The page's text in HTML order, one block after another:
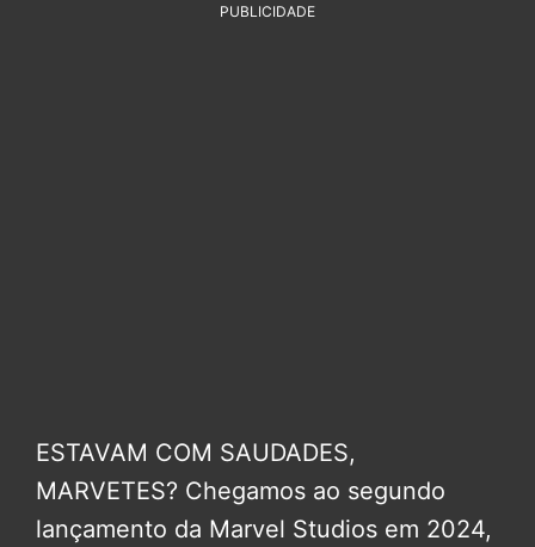
PUBLICIDADE
ESTAVAM COM SAUDADES,
MARVETES? Chegamos ao segundo
lançamento da Marvel Studios em 2024,